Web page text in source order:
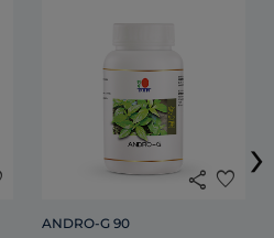
share favorite
ANDRO-G 90
›